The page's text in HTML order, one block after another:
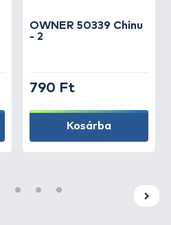
OWNER 50339 Chinu
- 2
790 Ft
Kosárba